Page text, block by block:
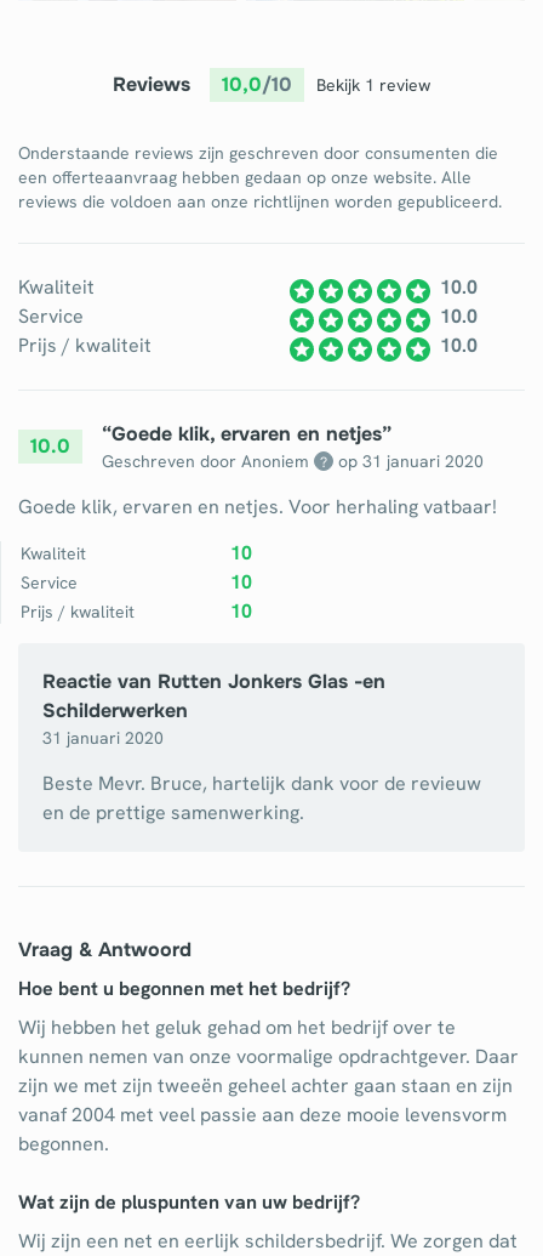
Reviews 10,0/10 Bekijk 1 review
Onderstaande reviews zijn geschreven door consumenten die
een offerteaanvraag hebben gedaan op onze website. Alle
reviews die voldoen aan onze richtlijnen worden gepubliceerd.
Kwaliteit
10.0
Service
10.0
Prijs / kwaliteit
10.0
10.0 “Goede klik, ervaren en netjes”
Geschreven door Anoniem ? op 31 januari 2020
Goede klik, ervaren en netjes. Voor herhaling vatbaar!
Kwaliteit 10
Service 10
Prijs / kwaliteit 10
Reactie van Rutten Jonkers Glas -en
Schilderwerken
31 januari 2020
Beste Mevr. Bruce, hartelijk dank voor de revieuw
en de prettige samenwerking.
Vraag & Antwoord
Hoe bent u begonnen met het bedrijf?
Wij hebben het geluk gehad om het bedrijf over te
kunnen nemen van onze voormalige opdrachtgever. Daar
zijn we met zijn tweeën geheel achter gaan staan en zijn
vanaf 2004 met veel passie aan deze mooie levensvorm
begonnen.
Wat zijn de pluspunten van uw bedrijf?
Wij zijn een net en eerlijk schildersbedrijf. We zorgen dat